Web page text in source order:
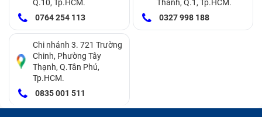
Q.10, Tp.HCM.
0764 254 113
Thành, Q.1, Tp.HCM.
0327 998 188
Chi nhánh 3. 721 Trường
Chinh, Phường Tây
Thạnh, Q.Tân Phú,
Tp.HCM.
0835 001 511